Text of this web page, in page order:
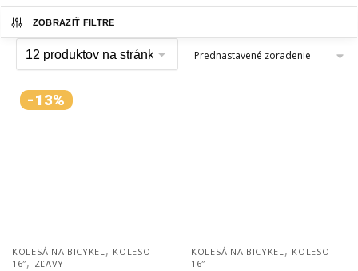
ZOBRAZIŤ FILTRE
-13%
KOLESÁ NA BICYKEL , KOLESO
16″, ZĽAVY
KOLESÁ NA BICYKEL , KOLESO
16″